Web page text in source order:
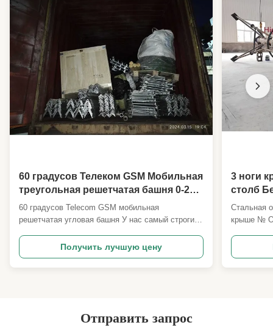
60 градусов Телеком GSM Мобильная
треугольная решетчатая башня 0-200
м Высота
60 градусов Telecom GSM мобильная
решетчатая угловая башня У нас самый строгий
угловой башни, которая используется для
американских башен Уганды и других стран
проектов. Используя управление, степень также
Получить лучшую цену
3 ноги
столб
болты
Стальная
крыше №
ANSI/
другие 2
Отправить запрос